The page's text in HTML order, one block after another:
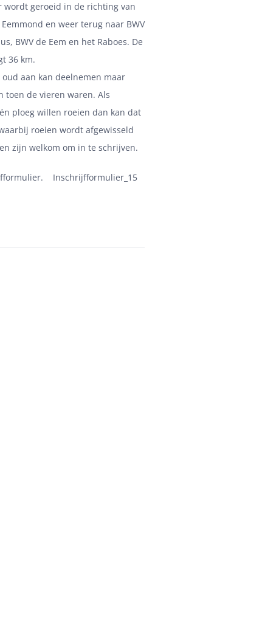
wordt geroeid in de richting van
en weer terug naar BWV
BWV de Eem en het Raboes. De
36 km.
aan kan deelnemen maar
toen de vieren waren. Als
ploeg willen roeien dan kan dat
roeien wordt afgewisseld
zijn welkom om in te schrijven.
Inschrijfformulier_15